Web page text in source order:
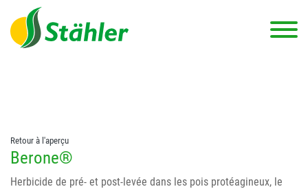
string(78) "Test 12 {FONT:12} // Dosierungen: test 123 dfasdf
asdfW134 245 34" string(62) "Test 12 {FONT:12} Dosierungen: test
123 dfasdf asdfW134 245 34"
Retour à l'aperçu
Berone®
Herbicide de pré- et post-levée dans les pois protéagineux, le